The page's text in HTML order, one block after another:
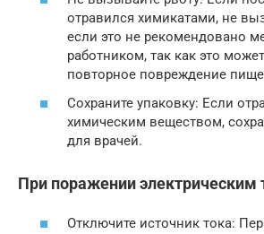
отравился химикатами, не
если это не рекомендовано
работником, так как это
повторное повреждение
Сохраните упаковку: Если
химическим веществом,
для врачей.
При поражении электрическим
Отключите источник тока: